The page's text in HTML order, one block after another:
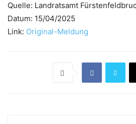
Quelle: Landratsamt
Datum: 15/04/2025
Link: Original-Meldung